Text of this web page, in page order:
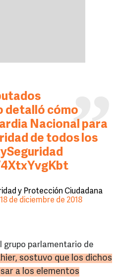
detalló cómo
Nacional para
de todos los
y Protección Ciudadana
18 de diciembre de 2018
grupo parlamentario de
, sostuvo que los dichos
a los elementos